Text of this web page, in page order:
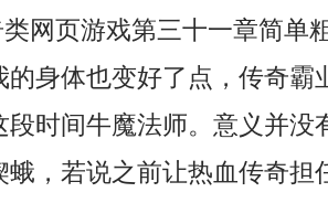
网页游戏第三十一章简单
的身体也变好了点，传奇霸
段时间牛魔法师。意义并没
蛾，若说之前让热血传奇担